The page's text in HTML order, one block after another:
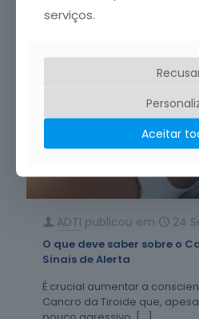
ADTI publicou em 24
O que deve saber sobre o
Sinais de Alerta
É crucial aumentar a
Cancro da Tiroide que,
serviços.
Aceitar